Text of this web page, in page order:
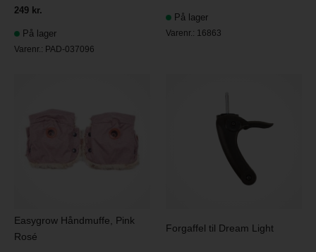
249 kr.
På lager
Varenr.: PAD-037096
På lager
Varenr.: 16863
Easygrow Håndmuffe, Pink
Rosé
Forgaffel til Dream Light